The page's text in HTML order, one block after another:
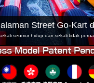
Annex
Street Go-Kart
seumur hidup dan sekali tidak